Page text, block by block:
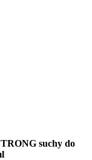
suchy do